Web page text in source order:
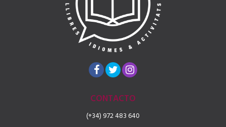
CONTACTO
(+34) 972 483 640